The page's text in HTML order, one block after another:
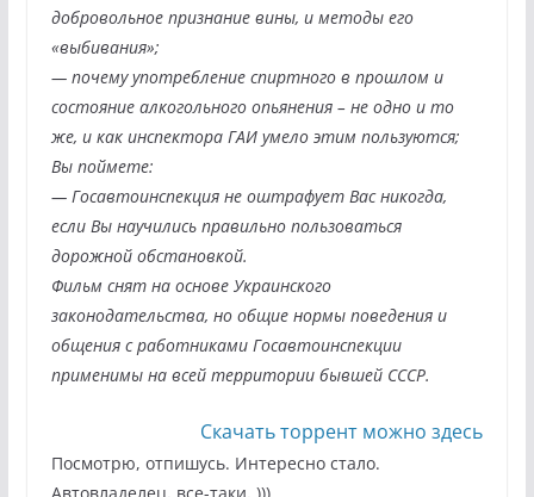
добровольное признание вины, и методы его
«выбивания»;
— почему употребление спиртного в прошлом и
состояние алкогольного опьянения – не одно и то
же, и как инспектора ГАИ умело этим пользуются;
Вы поймете:
— Госавтоинспекция не оштрафует Вас никогда,
если Вы научились правильно пользоваться
дорожной обстановкой.
Фильм снят на основе Украинского
законодательства, но общие нормы поведения и
общения с работниками Госавтоинспекции
применимы на всей территории бывшей СССР.
Скачать торрент можно здесь
Посмотрю, отпишусь. Интересно стало.